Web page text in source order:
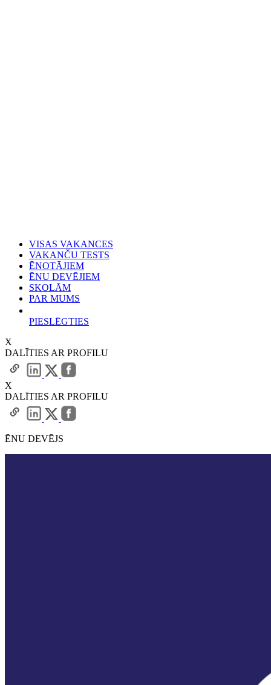
VISAS VAKANCES
VAKANČU TESTS
ĒNOTĀJIEM
ĒNU DEVĒJIEM
SKOLĀM
PAR MUMS
PIESLĒGTIES
X
DALĪTIES AR PROFILU
X
DALĪTIES AR PROFILU
ĒNU DEVĒJS